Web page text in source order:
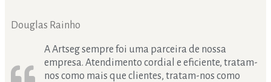
Douglas Rainho
A Artseg sempre foi uma parceira de nossa
empresa. Atendimento cordial e eficiente, tratam-
nos como mais que clientes, tratam-nos como